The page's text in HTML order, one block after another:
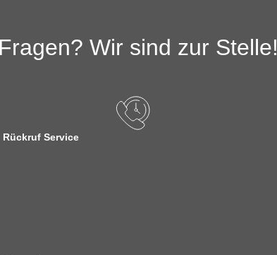
Fragen? Wir sind zur Stelle!
Rückruf Service